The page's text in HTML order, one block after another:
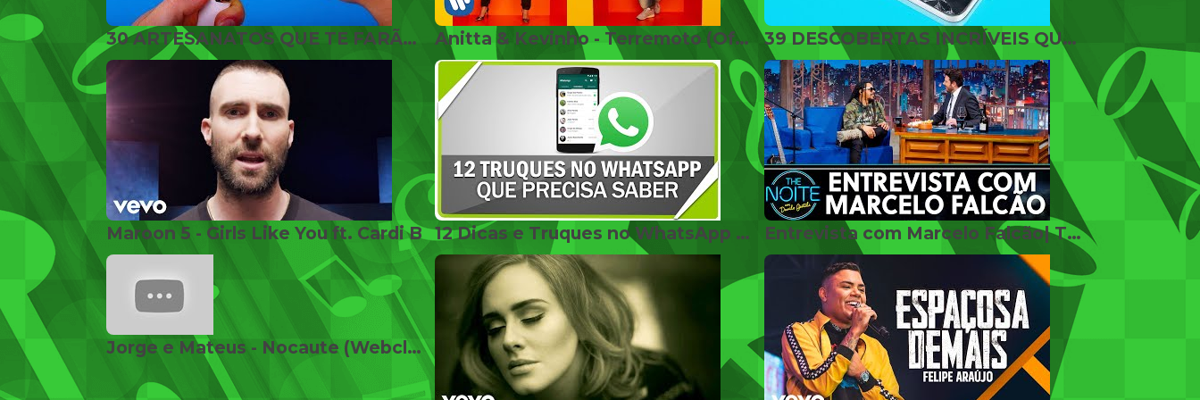
30 ARTESANATOS QUE TE FARÃO PARECER SUPER DESCOLADO Anitta & Kevinho - Terremoto (Official Music Video) 39 DESCOBERTAS INCRÍVEIS QUE VÃO ECONOMIZAR SEU DINHEIRO
Maroon 5 - Girls Like You ft. Cardi B 12 Dicas e Truques no WhatsApp que você precisa conhecer Entrevista com Marcelo Falcão| The Noite (26/06/19)
Jorge e Mateus - Nocaute (Webclipe Studio Vip)